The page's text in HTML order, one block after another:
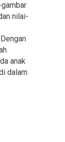
nilai-
anak
dalam